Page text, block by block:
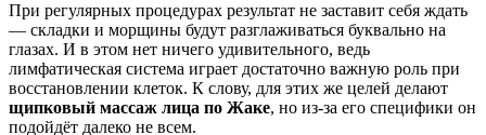
При регулярных процедурах результат не заставит себя ждать
— складки и морщины будут разглаживаться буквально на
глазах. И в этом нет ничего удивительного, ведь
лимфатическая система играет достаточно важную роль при
восстановлении клеток. К слову, для этих же целей делают
щипковый массаж лица по Жаке, но из-за его специфики он
подойдёт далеко не всем.